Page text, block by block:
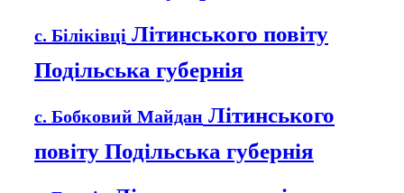
с. Біліківці Літинського повіту
Подільська губернія
с. Бобковий Майдан Літинського
повіту Подільська губернія